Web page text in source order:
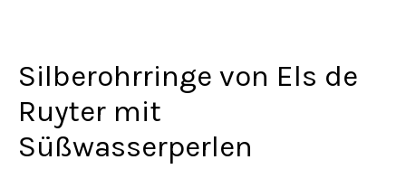
Silberohrringe von Els de
Ruyter mit
Süßwasserperlen